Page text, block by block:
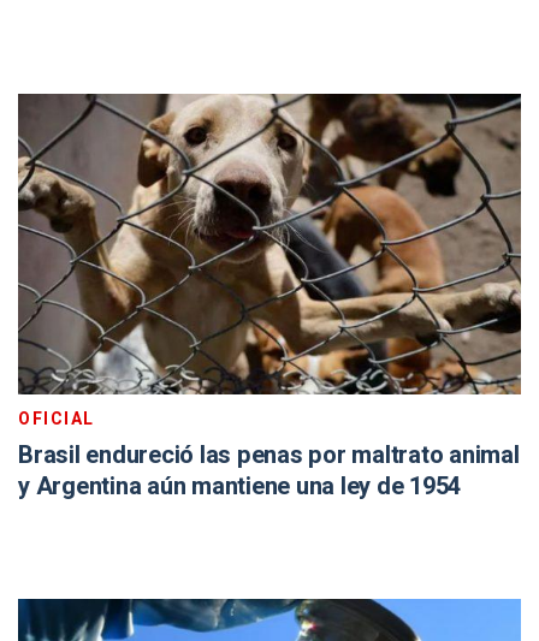
OFICIAL
Brasil endureció las penas por maltrato animal
y Argentina aún mantiene una ley de 1954